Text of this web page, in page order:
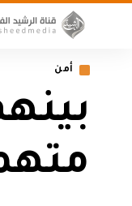
أمن